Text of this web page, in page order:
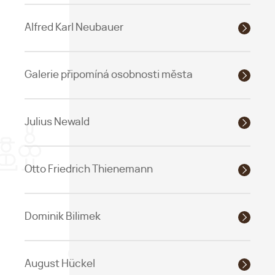
Alfred Karl Neubauer
Galerie připomíná osobnosti města
Julius Newald
Otto Friedrich Thienemann
Dominik Bilimek
August Hückel